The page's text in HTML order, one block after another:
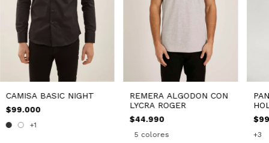
CAMISA BASIC NIGHT
$99.000
+1
REMERA ALGODON CON
LYCRA ROGER
$44.990
5 colores +3